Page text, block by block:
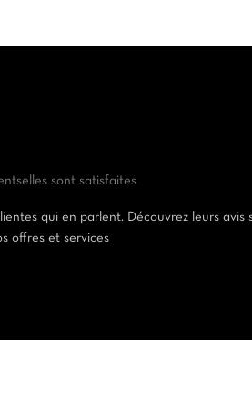
elles sont satisfaites
qui en parlent. Découvrez leurs avis
offres et services